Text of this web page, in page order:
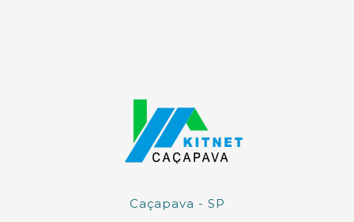
Caçapava - SP